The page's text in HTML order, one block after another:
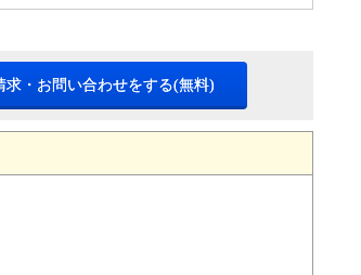
求・お問い合わせをする(無料)